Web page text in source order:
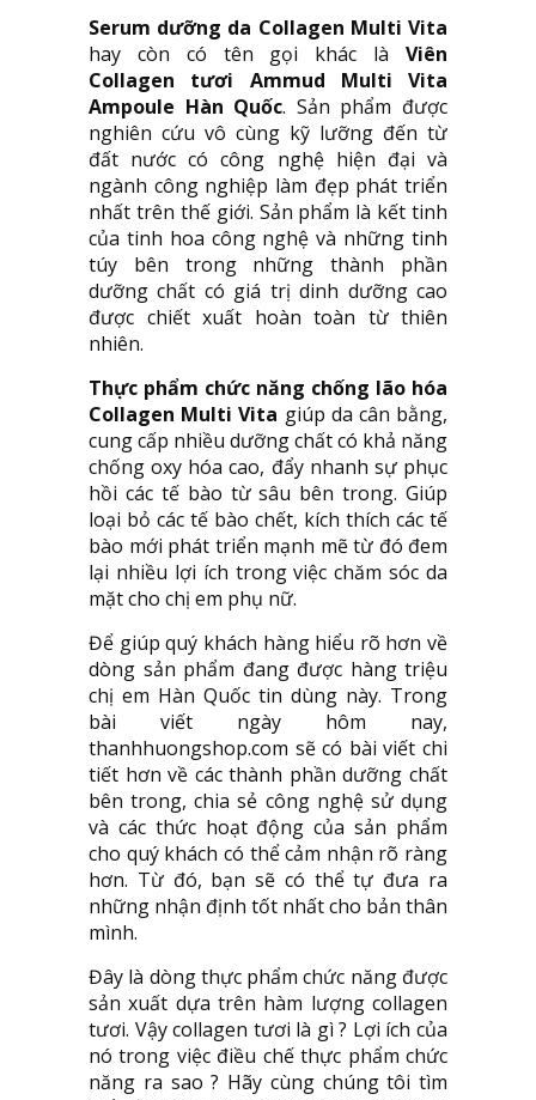
Serum dưỡng da Collagen Multi Vita
hay còn có tên gọi khác là Viên
Collagen tươi Ammud Multi Vita
Ampoule Hàn Quốc. Sản phẩm được
nghiên cứu vô cùng kỹ lưỡng đến từ
đất nước có công nghệ hiện đại và
ngành công nghiệp làm đẹp phát triển
nhất trên thế giới. Sản phẩm là kết tinh
của tinh hoa công nghệ và những tinh
túy bên trong những thành phần
dưỡng chất có giá trị dinh dưỡng cao
được chiết xuất hoàn toàn từ thiên
nhiên.
Thực phẩm chức năng chống lão hóa
Collagen Multi Vita giúp da cân bằng,
cung cấp nhiều dưỡng chất có khả năng
chống oxy hóa cao, đẩy nhanh sự phục
hồi các tế bào từ sâu bên trong. Giúp
loại bỏ các tế bào chết, kích thích các tế
bào mới phát triển mạnh mẽ từ đó đem
lại nhiều lợi ích trong việc chăm sóc da
mặt cho chị em phụ nữ.
Để giúp quý khách hàng hiểu rõ hơn về
dòng sản phẩm đang được hàng triệu
chị em Hàn Quốc tin dùng này. Trong
bài viết ngày hôm nay,
thanhhuongshop.com sẽ có bài viết chi
tiết hơn về các thành phần dưỡng chất
bên trong, chia sẻ công nghệ sử dụng
và các thức hoạt động của sản phẩm
cho quý khách có thể cảm nhận rõ ràng
hơn. Từ đó, bạn sẽ có thể tự đưa ra
những nhận định tốt nhất cho bản thân
mình.
Đây là dòng thực phẩm chức năng được
sản xuất dựa trên hàm lượng collagen
tươi. Vậy collagen tươi là gì ? Lợi ích của
nó trong việc điều chế thực phẩm chức
năng ra sao ? Hãy cùng chúng tôi tìm